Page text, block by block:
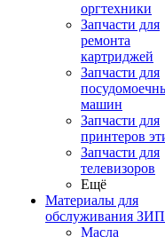
оргтехники
Запчасти для
ремонта
картриджей
Запчасти для
машин
Запчасти для
принтеров
Запчасти для
телевизоров
Ещё
Материалы для
обслуживания ЗИП
Масла